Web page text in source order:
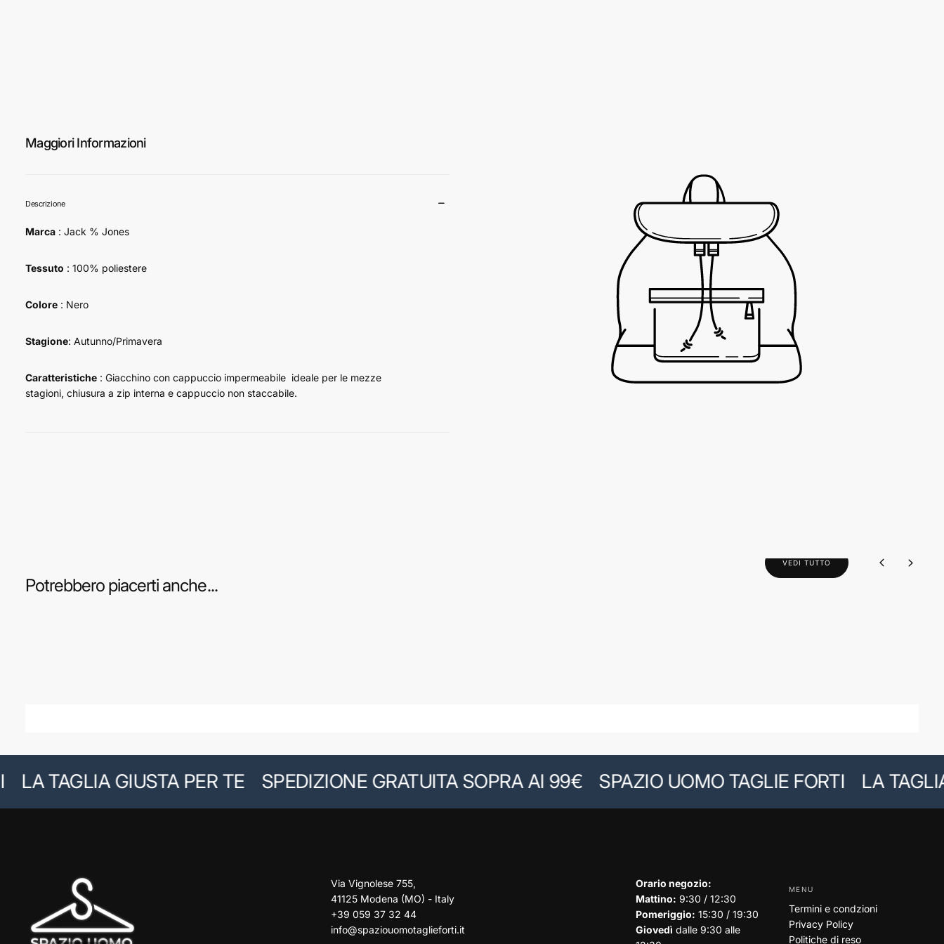
Maggiori Informazioni
Descrizione
Marca : Jack % Jones
Tessuto : 100% poliestere
Colore : Nero
Stagione: Autunno/Primavera
Caratteristiche : Giacchino con cappuccio impermeabile ideale per le mezze
stagioni, chiusura a zip interna e cappuccio non staccabile.
Potrebbero piacerti anche...
VEDI TUTTO
TAGLIA GIUSTA PER TE SPEDIZIONE GRATUITA SOPRA AI 99€ SPAZIO UOMO TAGLIE FORTI LA TAGLIA
Via Vignolese 755,
41125 Modena (MO) - Italy
+39 059 37 32 44
info@spaziouomotaglieforti.it
Orario negozio:
Mattino: 9:30 / 12:30
Pomeriggio: 15:30 / 19:30
Giovedì dalle 9:30 alle
MENU
Termini e condzioni
Privacy Policy
Politiche di reso